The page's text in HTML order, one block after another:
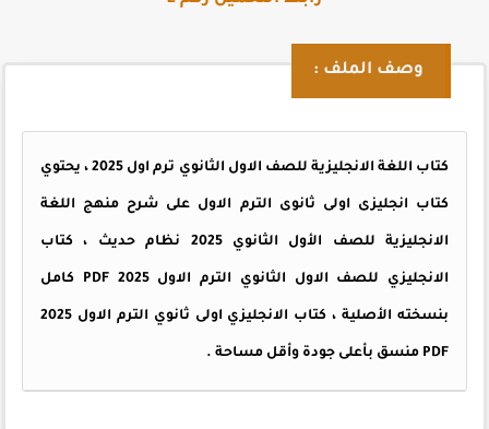
وصف الملف :
كتاب اللغة الانجليزية للصف الاول الثانوي ترم اول 2025 ، يحتوي
كتاب انجليزى اولى ثانوى الترم الاول على شرح منهج اللغة
الانجليزية للصف الأول الثانوي 2025 نظام حديث ، كتاب
الانجليزي للصف الاول الثانوي الترم الاول 2025 PDF كامل
بنسخته الأصلية ، كتاب الانجليزي اولى ثانوي الترم الاول 2025
PDF منسق بأعلى جودة وأقل مساحة .